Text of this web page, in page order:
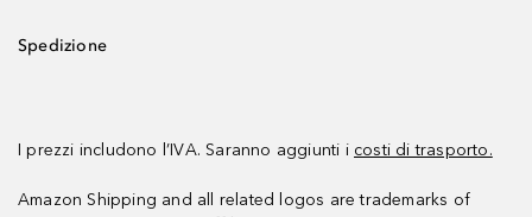
Spedizione
I prezzi includono l’IVA. Saranno aggiunti i costi di trasporto.
Amazon Shipping and all related logos are trademarks of